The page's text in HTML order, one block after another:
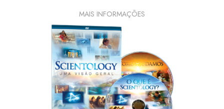
MAIS INFORMAÇÕES